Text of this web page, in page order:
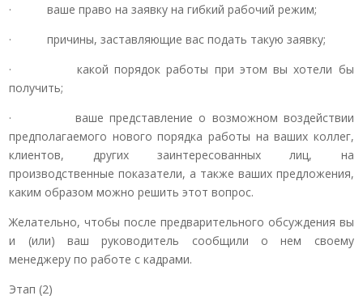
· ваше право на заявку на гибкий рабочий режим;
· причины, заставляющие вас подать такую заявку;
· какой порядок работы при этом вы хотели бы
получить;
· ваше представление о возможном воздействии
предполагаемого нового порядка работы на ваших коллег,
клиентов, других заинтересованных лиц, на
производственные показатели, а также ваших предложения,
каким образом можно решить этот вопрос.
Желательно, чтобы после предварительного обсуждения вы
и (или) ваш руководитель сообщили о нем своему
менеджеру по работе с кадрами.
Этап (2)